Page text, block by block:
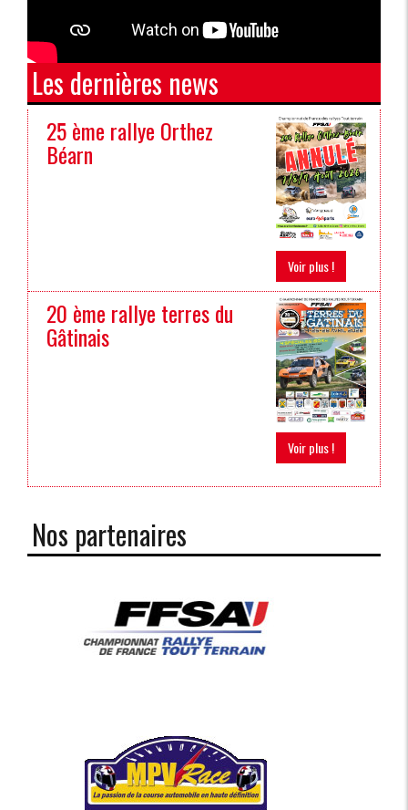
Les dernières news
25 ème rallye Orthez
Béarn
Voir plus !
20 ème rallye terres du
Gâtinais
Voir plus !
Nos partenaires